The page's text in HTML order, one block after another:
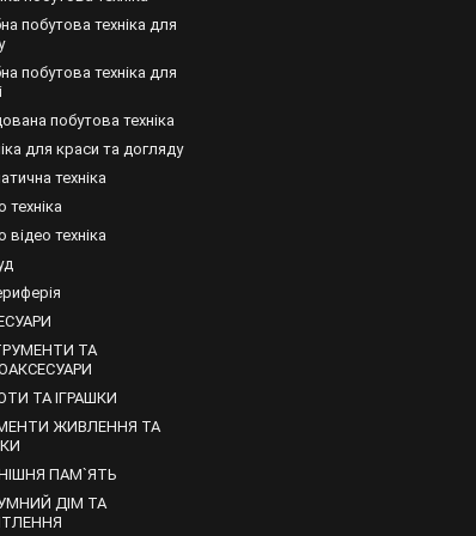
(фотоапарат з моментальною видачею знімків).
в першому випадку об'єднано кілька
ксерокопії і сканувати зображення.
набір стандартних і додаткових функцій:
щільних листів;
статистика використання;
через Інтернет;
ознакою;
пристроїв відразу (зручно для великих офісів).
побутова техніка для
побутова техніка для
побутова техніка
для краси та догляду
техніка
техніка
відео техніка
ТА
ТА ІГРАШКИ
ЖИВЛЕННЯ ТА
ПАМ`ЯТЬ
ДІМ ТА